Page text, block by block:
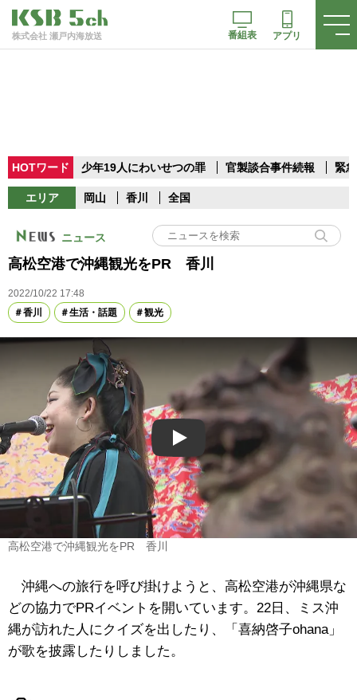
株式会社 瀬戸内海放送 番組表 アプリ
HOTワード 少年19人にわいせつの罪 官製談合事件続報 緊
エリア 岡山 香川 全国
ニュース
高松空港で沖縄観光をPR 香川
2022/10/22 17:48
香川
生活・話題 観光
Play
高松空港で沖縄観光をPR 香川
沖縄への旅行を呼び掛けようと、高松空港が沖縄県な
どの協力でPRイベントを開いています。22日、ミス沖
縄が訪れた人にクイズを出したり、「喜納啓子ohana」
が歌を披露したりしました。